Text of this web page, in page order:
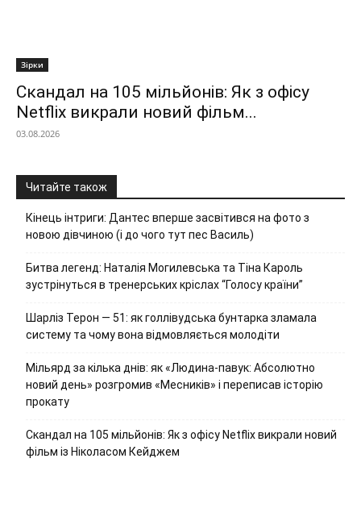
Зірки
Скандал на 105 мільйонів: Як з офісу
Netflix викрали новий фільм...
03.08.2026
Читайте також
Кінець інтриги: Дантес вперше засвітився на фото з
новою дівчиною (і до чого тут пес Василь)
Битва легенд: Наталія Могилевська та Тіна Кароль
зустрінуться в тренерських кріслах “Голосу країни”
Шарліз Терон — 51: як голлівудська бунтарка зламала
систему та чому вона відмовляється молодіти
Мільярд за кілька днів: як «Людина-павук: Абсолютно
новий день» розгромив «Месників» і переписав історію
прокату
Скандал на 105 мільйонів: Як з офісу Netflix викрали новий
фільм із Ніколасом Кейджем